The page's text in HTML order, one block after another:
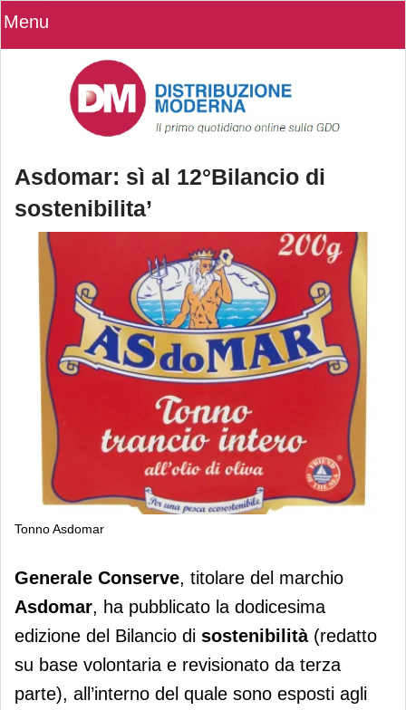
Menu
Asdomar: sì al 12°Bilancio di
sostenibilita’
Tonno Asdomar
Asdomar: sì al 12°Bilancio di
sostenibilita’
Generale Conserve, titolare del marchio
Asdomar, ha pubblicato la dodicesima
edizione del Bilancio di sostenibilità(redatto
su base volontaria e revisionato da terza
parte), all’interno del quale sono esposti agli